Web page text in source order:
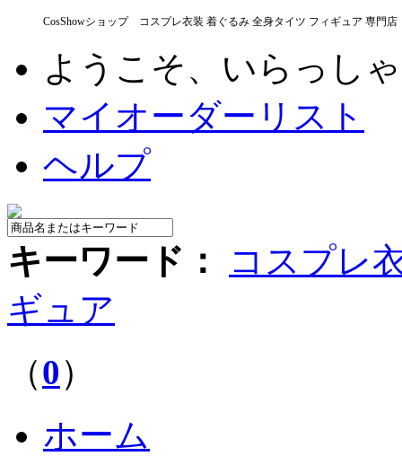
CosShowショップ コスプレ衣装 着ぐるみ 全身タイツ フィギュア 専門店
ようこそ、いらっし
マイオーダーリスト
ヘルプ
キーワード：
コスプレ
ギュア
（0）
ホーム